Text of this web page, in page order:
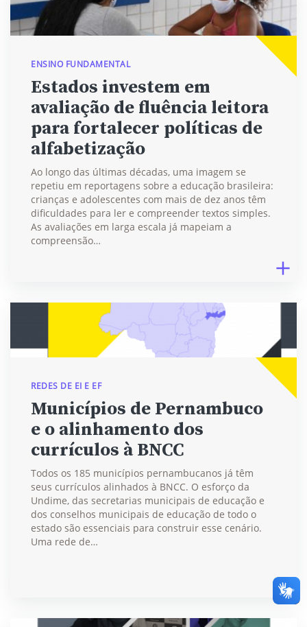
ENSINO FUNDAMENTAL
Estados investem em
avaliação de fluência leitora
para fortalecer políticas de
alfabetização
Ao longo das últimas décadas, uma imagem se
repetiu em reportagens sobre a educação brasileira:
crianças e adolescentes com mais de dez anos têm
dificuldades para ler e compreender textos simples.
As avaliações em larga escala já mapeiam a
compreensão…
REDES DE EI E EF
Municípios de Pernambuco
e o alinhamento dos
currículos à BNCC
Todos os 185 municípios pernambucanos já têm
seus currículos alinhados à BNCC. O esforço da
Undime, das secretarias municipais de educação e
dos conselhos municipais de educação de todo o
estado são essenciais para construir esse cenário.
Uma rede de…